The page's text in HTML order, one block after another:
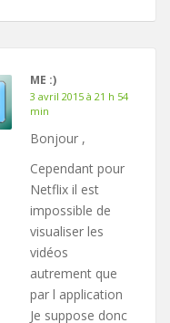
ME :)
3 avril 2015 à 21 h 54
min
Bonjour ,
Cependant pour
Netflix il est
impossible de
visualiser les
vidéos
autrement que
par l application
Je suppose donc